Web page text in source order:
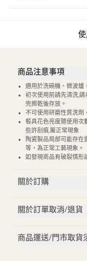
商品注意事項
適用於洗碗機、微波爐
初次使用前請先清洗,
完擦乾後存放。
不可使用研磨性質洗劑
餐具花色亮度隨使用次
些許刮痕,屬正常現象
陶瓷製品局部可能存
等，為正常工藝現象。
如發現商品有破裂情形
關於訂購
關於訂單取消/退貨
商品運送/門市取貨